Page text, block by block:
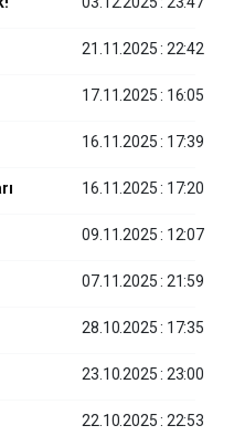
21.11.2025 : 22:42
17.11.2025 : 16:05
16.11.2025 : 17:39
16.11.2025 : 17:20
09.11.2025 : 12:07
07.11.2025 : 21:59
28.10.2025 : 17:35
23.10.2025 : 23:00
22.10.2025 : 22:53